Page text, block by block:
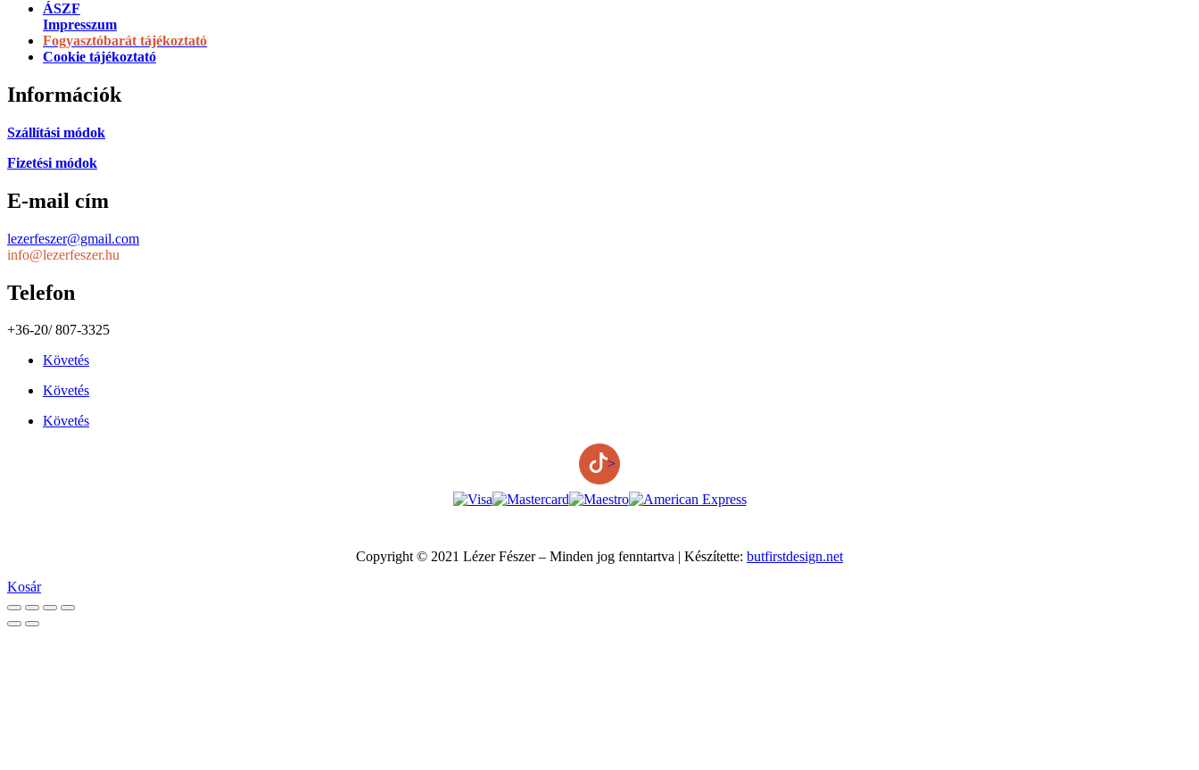
ÁSZF
Impresszum
Fogyasztóbarát tájékoztató
Cookie tájékoztató
Információk
Szállítási módok
Fizetési módok
E-mail cím
lezerfeszer@gmail.com
info@lezerfeszer.hu
Telefon
+36-20/ 807-3325
Követés
Követés
Követés
>
Copyright © 2021 Lézer Fészer – Minden jog fenntartva | Készítette: butfirstdesign.net
Kosár